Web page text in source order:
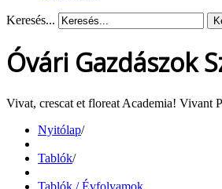
Keresés...
Óvári Gazdászok
Vivat, crescat et floreat Academia! Vivant
Nyitólap/
Tablók/
Tablók / Évfolyamok